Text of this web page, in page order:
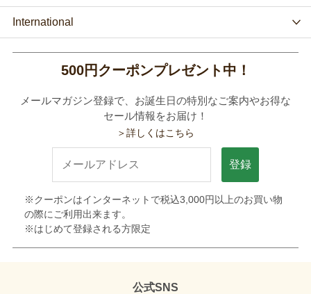
International
500円クーポンプレゼント中！
メールマガジン登録で、お誕生日の特別なご案内やお得な
セール情報をお届け！
＞詳しくはこちら
登録
※クーポンはインターネットで税込3,000円以上のお買い物
の際にご利用出来ます。
※はじめて登録される方限定
公式SNS